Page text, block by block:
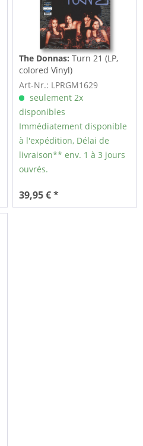
The Donnas: Turn 21 (LP,
colored Vinyl)
Art-Nr.: LPRGM1629
seulement 2x
disponibles
Immédiatement disponible
à l'expédition, Délai de
livraison** env. 1 à 3 jours
ouvrés.
39,95 € *